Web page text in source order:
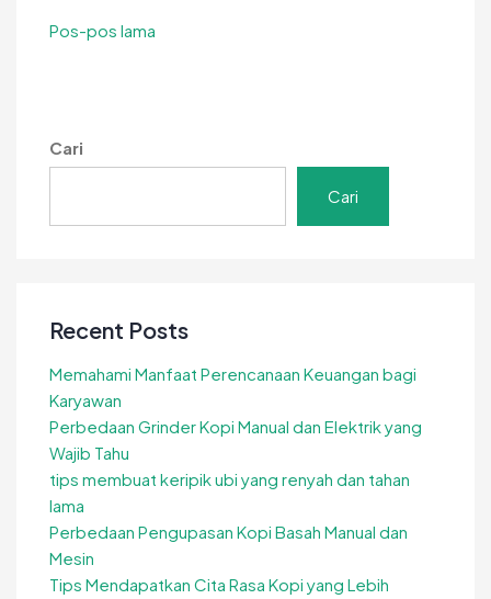
Navigasi
Pos-pos lama
Cari
Cari
Recent Posts
Memahami Manfaat Perencanaan Keuangan bagi
Karyawan
Perbedaan Grinder Kopi Manual dan Elektrik yang
Wajib Tahu
tips membuat keripik ubi yang renyah dan tahan
lama
Perbedaan Pengupasan Kopi Basah Manual dan
Mesin
Tips Mendapatkan Cita Rasa Kopi yang Lebih